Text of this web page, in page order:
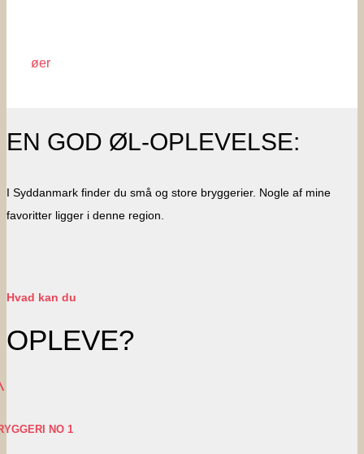
øer
EN GOD ØL-OPLEVELSE:
I Syddanmark finder du små og store bryggerier. Nogle af mine
favoritter ligger i denne region.
Hvad kan du
OPLEVE?
NO 1